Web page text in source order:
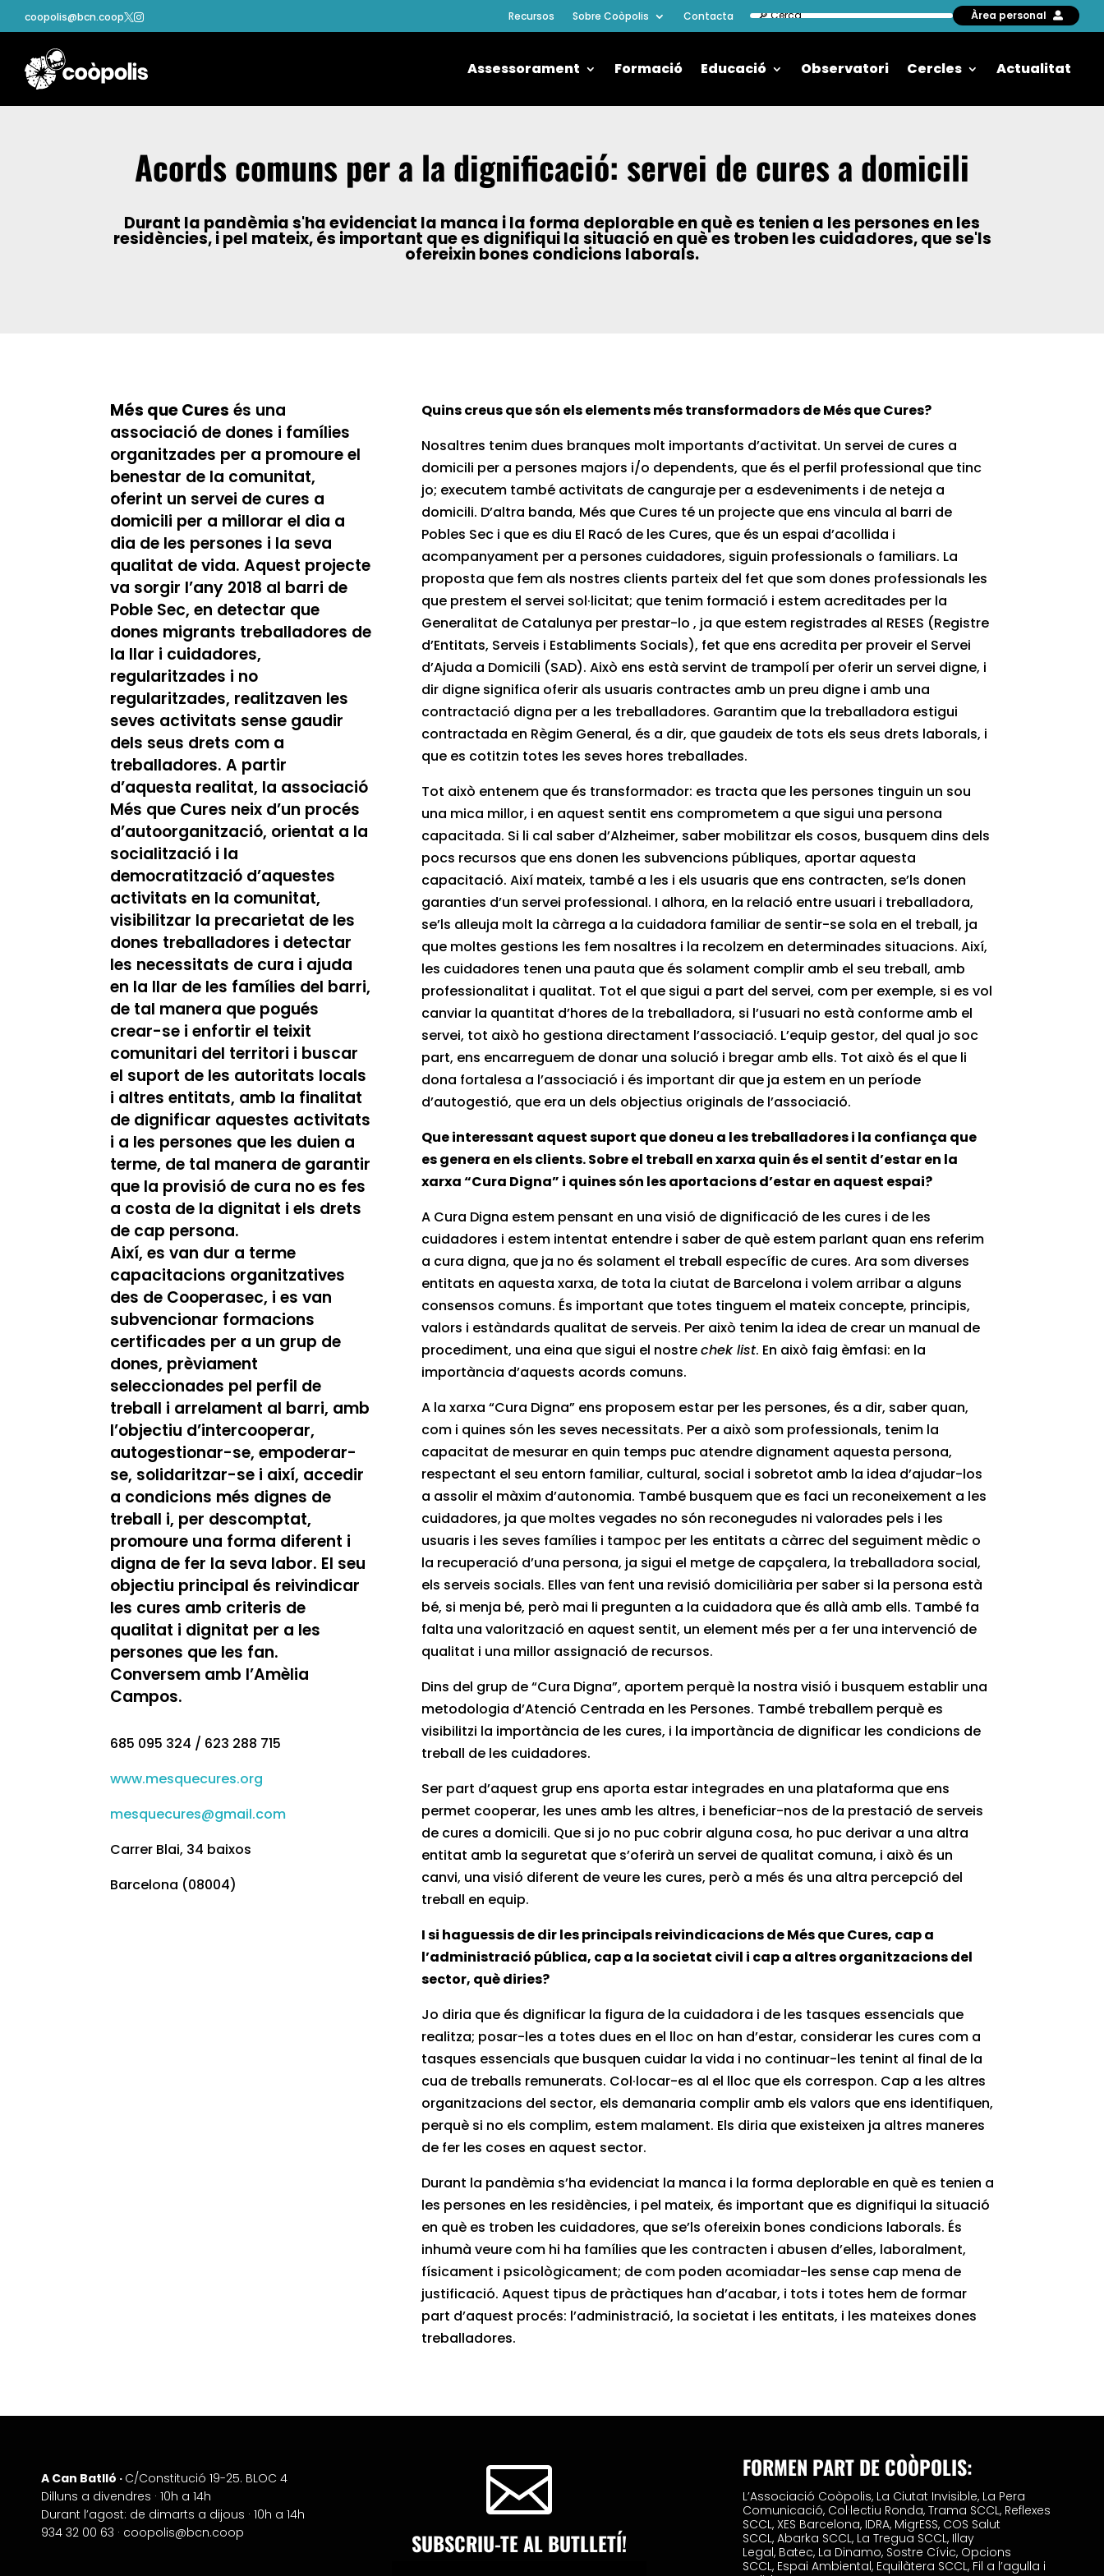
coopolis@bcn.coop Recursos Sobre Coòpolis Contacta Àrea personal
Assessorament Formació Educació Observatori Cercles Actualitat
Acords comuns per a la dignificació: servei de cures a domicili
Durant la pandèmia s'ha evidenciat la manca i la forma deplorable en què es tenien a les persones en les
residències, i pel mateix, és important que es dignifiqui la situació en què es troben les cuidadores, que se'ls
ofereixin bones condicions laborals.
Més que Cures és una
associació de dones i famílies
organitzades per a promoure el
benestar de la comunitat,
oferint un servei de cures a
domicili per a millorar el dia a
dia de les persones i la seva
qualitat de vida. Aquest projecte
va sorgir l’any 2018 al barri de
Poble Sec, en detectar que
dones migrants treballadores de
la llar i cuidadores,
regularitzades i no
regularitzades, realitzaven les
seves activitats sense gaudir
dels seus drets com a
treballadores. A partir
d’aquesta realitat, la associació
Més que Cures neix d’un procés
d’autoorganització, orientat a la
socialització i la
democratització d’aquestes
activitats en la comunitat,
visibilitzar la precarietat de les
dones treballadores i detectar
les necessitats de cura i ajuda
en la llar de les famílies del barri,
de tal manera que pogués
crear-se i enfortir el teixit
comunitari del territori i buscar
el suport de les autoritats locals
i altres entitats, amb la finalitat
de dignificar aquestes activitats
i a les persones que les duien a
terme, de tal manera de garantir
que la provisió de cura no es fes
a costa de la dignitat i els drets
de cap persona.
Així, es van dur a terme
capacitacions organitzatives
des de Cooperasec, i es van
subvencionar formacions
certificades per a un grup de
dones, prèviament
seleccionades pel perfil de
treball i arrelament al barri, amb
l’objectiu d’intercooperar,
autogestionar-se, empoderar-
se, solidaritzar-se i així, accedir
a condicions més dignes de
treball i, per descomptat,
promoure una forma diferent i
digna de fer la seva labor. El seu
objectiu principal és reivindicar
les cures amb criteris de
qualitat i dignitat per a les
persones que les fan.
Conversem amb l’Amèlia
Campos.
685 095 324 / 623 288 715
www.mesquecures.org
mesquecures@gmail.com
Carrer Blai, 34 baixos
Barcelona (08004)
Quins creus que són els elements més transformadors de Més que Cures?
Nosaltres tenim dues branques molt importants d’activitat. Un servei de cures a
domicili per a persones majors i/o dependents, que és el perfil professional que tinc
jo; executem també activitats de canguraje per a esdeveniments i de neteja a
domicili. D’altra banda, Més que Cures té un projecte que ens vincula al barri de
Pobles Sec i que es diu El Racó de les Cures, que és un espai d’acollida i
acompanyament per a persones cuidadores, siguin professionals o familiars. La
proposta que fem als nostres clients parteix del fet que som dones professionals les
que prestem el servei sol·licitat; que tenim formació i estem acreditades per la
Generalitat de Catalunya per prestar-lo , ja que estem registrades al RESES (Registre
d’Entitats, Serveis i Establiments Socials), fet que ens acredita per proveir el Servei
d’Ajuda a Domicili (SAD). Això ens està servint de trampolí per oferir un servei digne, i
dir digne significa oferir als usuaris contractes amb un preu digne i amb una
contractació digna per a les treballadores. Garantim que la treballadora estigui
contractada en Règim General, és a dir, que gaudeix de tots els seus drets laborals, i
que es cotitzin totes les seves hores treballades.
Tot això entenem que és transformador: es tracta que les persones tinguin un sou
una mica millor, i en aquest sentit ens comprometem a que sigui una persona
capacitada. Si li cal saber d’Alzheimer, saber mobilitzar els cosos, busquem dins dels
pocs recursos que ens donen les subvencions públiques, aportar aquesta
capacitació. Així mateix, també a les i els usuaris que ens contracten, se’ls donen
garanties d’un servei professional. I alhora, en la relació entre usuari i treballadora,
se’ls alleuja molt la càrrega a la cuidadora familiar de sentir-se sola en el treball, ja
que moltes gestions les fem nosaltres i la recolzem en determinades situacions. Així,
les cuidadores tenen una pauta que és solament complir amb el seu treball, amb
professionalitat i qualitat. Tot el que sigui a part del servei, com per exemple, si es vol
canviar la quantitat d’hores de la treballadora, si l’usuari no està conforme amb el
servei, tot això ho gestiona directament l’associació. L’equip gestor, del qual jo soc
part, ens encarreguem de donar una solució i bregar amb ells. Tot això és el que li
dona fortalesa a l’associació i és important dir que ja estem en un període
d’autogestió, que era un dels objectius originals de l’associació.
Que interessant aquest suport que doneu a les treballadores i la confiança que
es genera en els clients. Sobre el treball en xarxa quin és el sentit d’estar en la
xarxa “Cura Digna” i quines són les aportacions d’estar en aquest espai?
A Cura Digna estem pensant en una visió de dignificació de les cures i de les
cuidadores i estem intentat entendre i saber de què estem parlant quan ens referim
a cura digna, que ja no és solament el treball específic de cures. Ara som diverses
entitats en aquesta xarxa, de tota la ciutat de Barcelona i volem arribar a alguns
consensos comuns. És important que totes tinguem el mateix concepte, principis,
valors i estàndards qualitat de serveis. Per això tenim la idea de crear un manual de
procediment, una eina que sigui el nostrechek list. En això faig èmfasi: en la
importància d’aquests acords comuns.
A la xarxa “Cura Digna” ens proposem estar per les persones, és a dir, saber quan,
com i quines són les seves necessitats. Per a això som professionals, tenim la
capacitat de mesurar en quin temps puc atendre dignament aquesta persona,
respectant el seu entorn familiar, cultural, social i sobretot amb la idea d’ajudar-los
a assolir el màxim d’autonomia. També busquem que es faci un reconeixement a les
cuidadores, ja que moltes vegades no són reconegudes ni valorades pels i les
usuaris i les seves famílies i tampoc per les entitats a càrrec del seguiment mèdic o
la recuperació d’una persona, ja sigui el metge de capçalera, la treballadora social,
els serveis socials. Elles van fent una revisió domiciliària per saber si la persona està
bé, si menja bé, però mai li pregunten a la cuidadora que és allà amb ells. També fa
falta una valorització en aquest sentit, un element més per a fer una intervenció de
qualitat i una millor assignació de recursos.
Dins del grup de “Cura Digna”, aportem perquè la nostra visió i busquem establir una
metodologia d’Atenció Centrada en les Persones. També treballem perquè es
visibilitzi la importància de les cures, i la importància de dignificar les condicions de
treball de les cuidadores.
Ser part d’aquest grup ens aporta estar integrades en una plataforma que ens
permet cooperar, les unes amb les altres, i beneficiar-nos de la prestació de serveis
de cures a domicili. Que si jo no puc cobrir alguna cosa, ho puc derivar a una altra
entitat amb la seguretat que s’oferirà un servei de qualitat comuna, i això és un
canvi, una visió diferent de veure les cures, però a més és una altra percepció del
treball en equip.
I si haguessis de dir les principals reivindicacions de Més que Cures, cap a
l’administració pública, cap a la societat civil i cap a altres organitzacions del
sector, què diries?
Jo diria que és dignificar la figura de la cuidadora i de les tasques essencials que
realitza; posar-les a totes dues en el lloc on han d’estar, considerar les cures com a
tasques essencials que busquen cuidar la vida i no continuar-les tenint al final de la
cua de treballs remunerats. Col·locar-es al el lloc que els correspon. Cap a les altres
organitzacions del sector, els demanaria complir amb els valors que ens identifiquen,
perquè si no els complim, estem malament. Els diria que existeixen ja altres maneres
de fer les coses en aquest sector.
Durant la pandèmia s’ha evidenciat la manca i la forma deplorable en què es tenien a
les persones en les residències, i pel mateix, és important que es dignifiqui la situació
en què es troben les cuidadores, que se’ls ofereixin bones condicions laborals. És
inhumà veure com hi ha famílies que les contracten i abusen d’elles, laboralment,
físicament i psicològicament; de com poden acomiadar-les sense cap mena de
justificació. Aquest tipus de pràctiques han d’acabar, i tots i totes hem de formar
part d’aquest procés: l’administració, la societat i les entitats, i les mateixes dones
treballadores.
+
−
A Can Batlló · C/Constitució 19-25. BLOC 4
Dilluns a divendres · 10h a 14h
Durant l’agost: de dimarts a dijous · 10h a 14h
934 32 00 63 · coopolis@bcn.coop

SUBSCRIU-TE AL BUTLLETÍ!
FORMEN PART DE COÒPOLIS:
L’Associació Coòpolis, La Ciutat Invisible, La Pera
Comunicació, Col·lectiu Ronda,Trama SCCL, Reflexes
SCCL,XES Barcelona, IDRA, MigrESS, COS Salut
SCCL,Abarka SCCL, La Tregua SCCL, Illay
Legal, Batec, La Dinamo, Sostre Cívic, Opcions
SCCL, Espai Ambiental, Equilàtera SCCL, Fil a l’agulla i